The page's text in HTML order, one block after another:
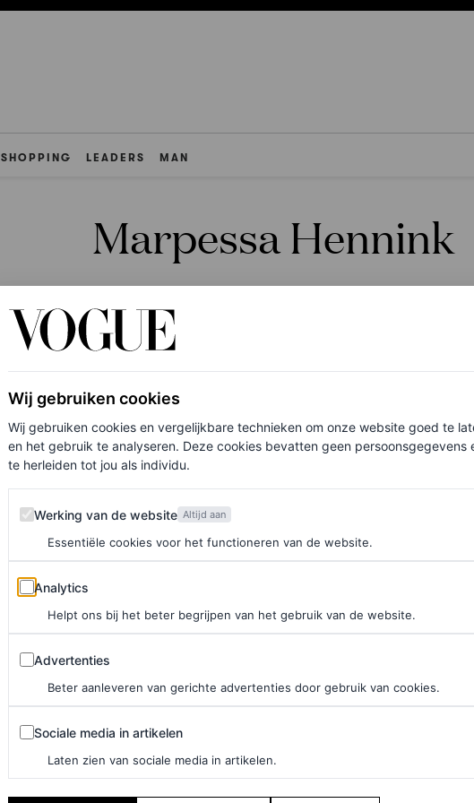
SHOPPING LEADERS MAN
Marpessa Hennink
Wij gebruiken cookies
Wij gebruiken cookies en vergelijkbare technieken om onze website goed te
en het gebruik te analyseren. Deze cookies bevatten geen persoonsgegevens
te herleiden tot jou als individu.
Werking van de website
Werking van de website Altijd aan
Essentiële cookies voor het functioneren van de website.
Analytics
Analytics
Helpt ons bij het beter begrijpen van het gebruik van de website.
Advertenties
Advertenties
Beter aanleveren van gerichte advertenties door gebruik van cookies.
Sociale media in artikelen
Sociale media in artikelen
Laten zien van sociale media in artikelen.